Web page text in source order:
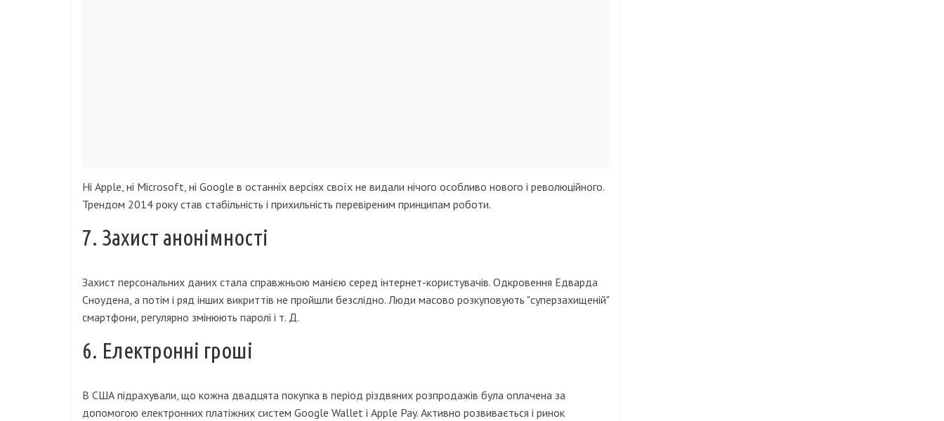
Ні Apple, ні Microsoft, ні Google в останніх версіях своїх не видали нічого особливо нового і революційного.
Трендом 2014 року став стабільність і прихильність перевіреним принципам роботи.
7. Захист анонімності
Захист персональних даних стала справжньою манією серед інтернет-користувачів. Одкровення Едварда
Сноудена, а потім і ряд інших викриттів не пройшли безслідно. Люди масово розкуповують "суперзахищеній"
смартфони, регулярно змінюють паролі і т. Д.
6. Електронні гроші
В США підрахували, що кожна двадцята покупка в період різдвяних розпродажів була оплачена за
допомогою електронних платіжних систем Google Wallet і Apple Pay. Активно розвивається і ринок